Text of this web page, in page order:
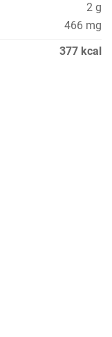
2 g
466 mg
377 kcal